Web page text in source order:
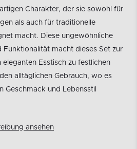
Charakter, der sie sowohl für
als auch für traditionelle
macht. Diese ungewöhnliche
Funktionalität macht dieses Set zur
Esstisch zu festlichen
alltäglichen Gebrauch, wo es
Geschmack und Lebensstil
ansehen